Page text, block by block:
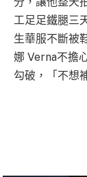
工足足鐵腿三
生華服不斷被
娜 Verna不擔
勾破，「不想